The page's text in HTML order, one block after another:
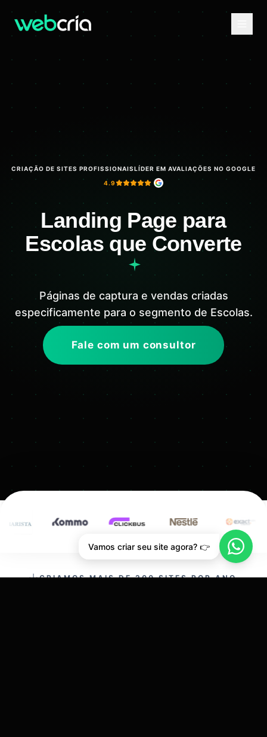
CRIAÇÃO DE SITES PROFISSIONAISLÍDER EM AVALIAÇÕES NO GOOGLE
4.9
Landing Page para
Escolas que Converte
Páginas de captura e vendas criadas
especificamente para o segmento de Escolas.
Fale com um consultor
CRIAMOS MAIS DE 200 SITES POR ANO.
Vamos criar seu site agora? 👉